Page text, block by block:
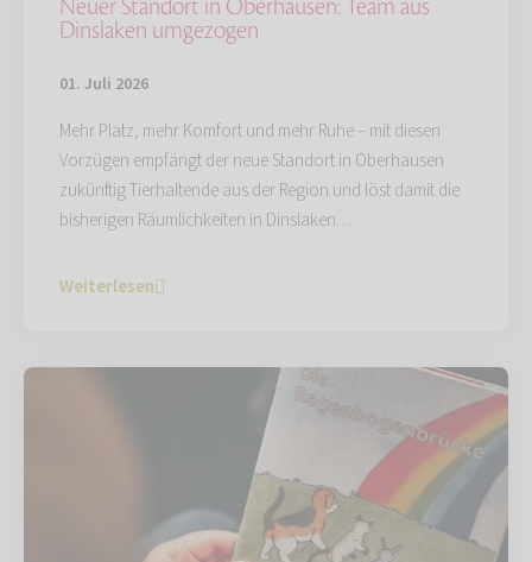
Neuer Standort in Oberhausen: Team aus
Dinslaken umgezogen
01. Juli 2026
Mehr Platz, mehr Komfort und mehr Ruhe – mit diesen
Vorzügen empfängt der neue Standort in Oberhausen
zukünftig Tierhaltende aus der Region und löst damit die
bisherigen Räumlichkeiten in Dinslaken…
Weiterlesen